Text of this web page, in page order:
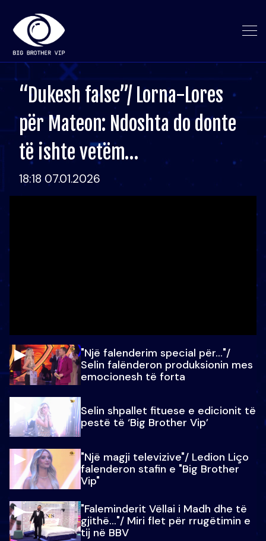
“Dukesh false”/ Lorna-Lores
për Mateon: Ndoshta do donte
të ishte vetëm…
18:18 07.01.2026
"Një falenderim special për…"/
Selin falënderon produksionin mes
emocionesh të forta
Selin shpallet fituese e edicionit të
pestë të ‘Big Brother Vip’
"Një magji televizive"/ Ledion Liço
falenderon stafin e "Big Brother
Vip"
"Faleminderit Vëllai i Madh dhe të
gjithë…"/ Miri flet për rrugëtimin e
tij në BBV